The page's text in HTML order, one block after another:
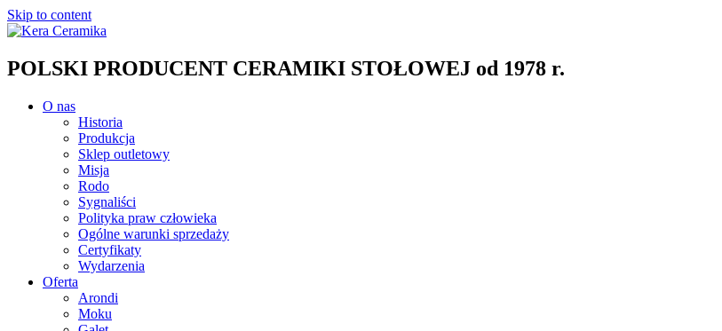
Skip to content
POLSKI PRODUCENT CERAMIKI STOŁOWEJ od 1978 r.
O nas
Historia
Produkcja
Sklep outletowy
Misja
Rodo
Sygnaliści
Polityka praw człowieka
Ogólne warunki sprzedaży
Certyfikaty
Wydarzenia
Oferta
Arondi
Moku